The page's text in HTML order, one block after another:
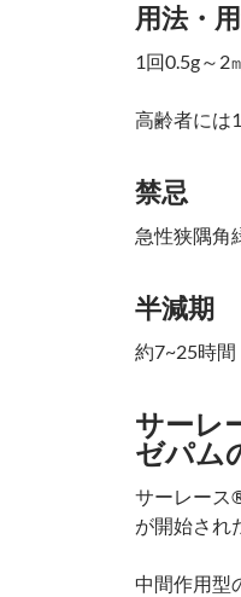
用法・
1回0.5g～2
高齢者には
禁忌
急性狭隅角
半減期
約7~25時間
サーレ
ゼパム
サーレース
が開始され
中間作用型